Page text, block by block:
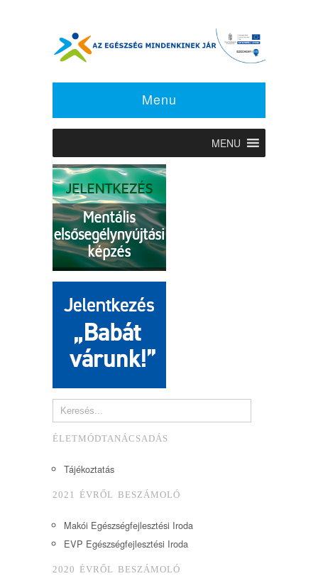
Menu
MENU
ÉLETMÓDTANÁCSADÁS
Tájékoztatás
2021 ÉVRŐL BESZÁMOLÓ
Makói Egészségfejlesztési Iroda
EVP Egészségfejlesztési Iroda
2020 ÉVRŐL BESZÁMOLÓ